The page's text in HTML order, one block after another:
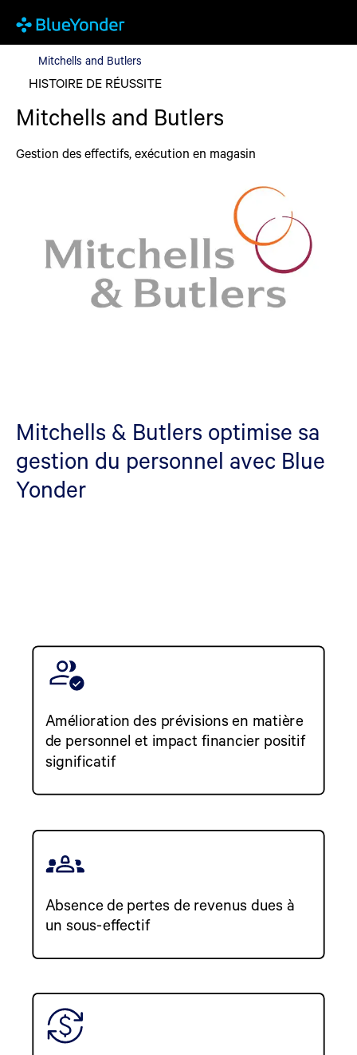
Mitchells and Butlers
Mitchells and Butlers
HISTOIRE DE RÉUSSITE
Mitchells and Butlers
Gestion des effectifs, exécution en magasin
Mitchells & Butlers optimise sa
gestion du personnel avec Blue
Yonder
Amélioration des prévisions en matière
de personnel et impact financier positif
significatif
Absence de pertes de revenus dues à
un sous-effectif